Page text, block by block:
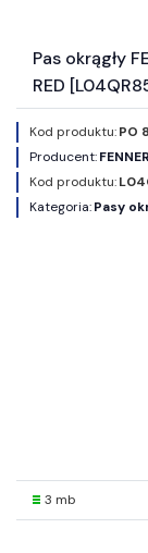
Pas okrągły
RED
Kod produktu:PO
Producent:
Kod produktu:
Kategoria:Pasy
3 mb